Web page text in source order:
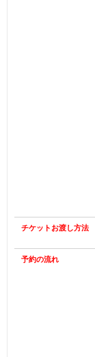
チケットお渡し方法
予約の流れ